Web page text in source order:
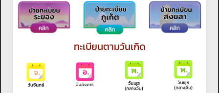
ทะเบียนตามวันเกิด